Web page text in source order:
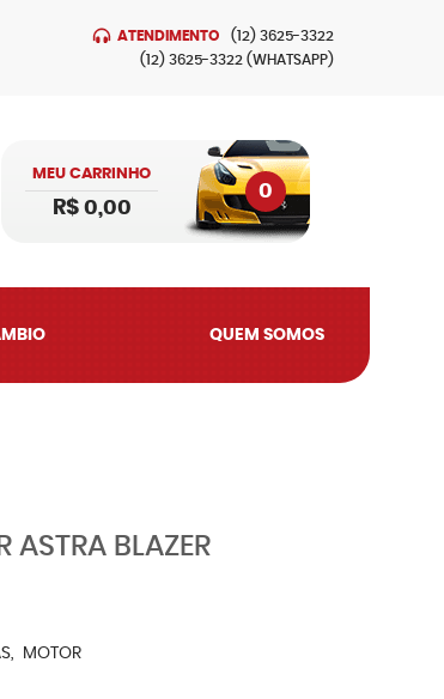
ATENDIMENTO (12) 3625-3322
(12) 3625-3322 (WHATSAPP)
MEU CARRINHO
0
R$ 0,00
QUEM SOMOS
ASTRA BLAZER
MOTOR